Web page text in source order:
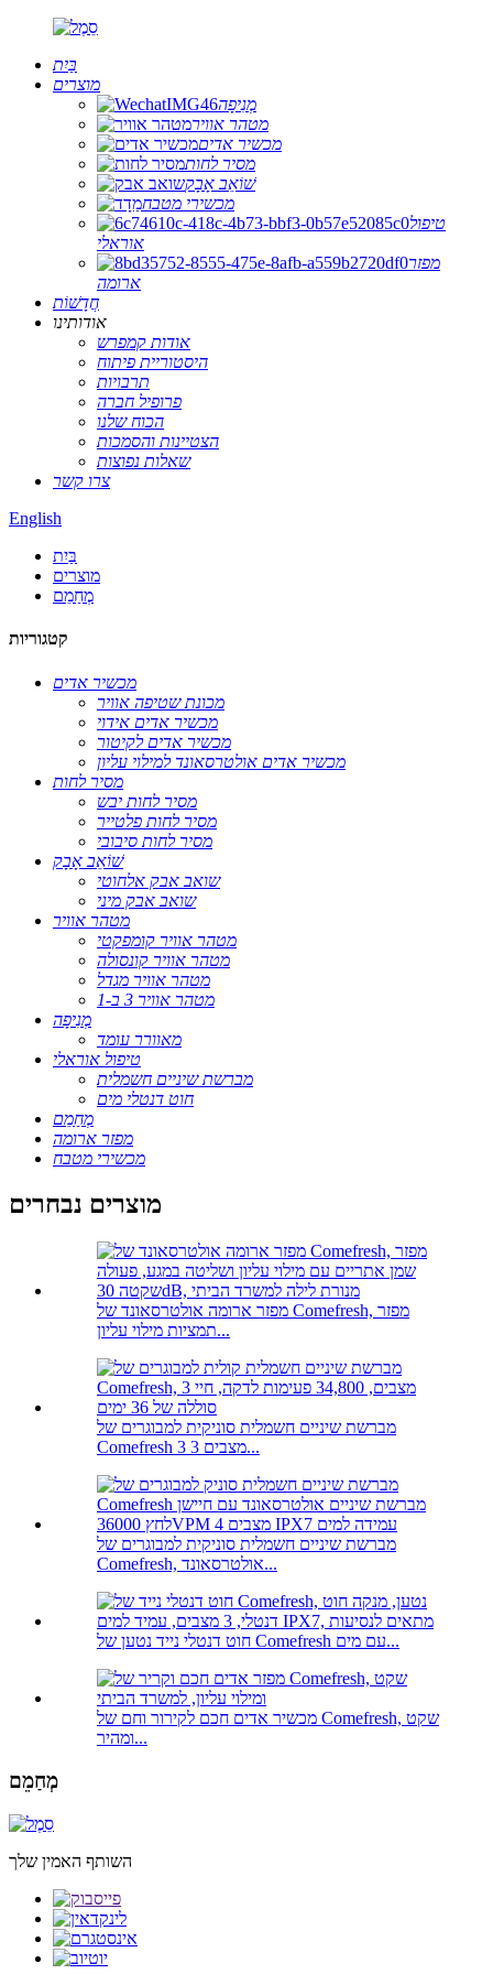
בַּיִת
מוצרים
מְנִיפָה
מטהר אוויר
מכשיר אדים
מסיר לחות
שׁוֹאֵב אָבָק
מכשירי מטבח
טיפול
אוראלי
מפזר
ארומה
חֲדָשׁוֹת
אודותינו
אודות קמפרש
היסטוריית פיתוח
תרבויות
פרופיל חברה
הכוח שלנו
הצטיינות והסמכות
שאלות נפוצות
צרו קשר
English
בַּיִת
מוצרים
מְחַמֵם
קטגוריות
מכשיר אדים
מכונת שטיפה אוויר
מכשיר אדים אידוי
מכשיר אדים לקיטור
מכשיר אדים אולטרסאונד למילוי עליון
מסיר לחות
מסיר לחות יבש
מסיר לחות פלטייר
מסיר לחות סיבובי
שׁוֹאֵב אָבָק
שואב אבק אלחוטי
שואב אבק מיני
מטהר אוויר
מטהר אוויר קומפקטי
מטהר אוויר קונסולה
מטהר אוויר מגדל
מטהר אוויר 3 ב-1
מְנִיפָה
מאוורר עומד
טיפול אוראלי
מברשת שיניים חשמלית
חוט דנטלי מים
מְחַמֵם
מפזר ארומה
מכשירי מטבח
מוצרים נבחרים
מפזר ארומה אולטרסאונד של Comefresh, מפזר
תמציות מילוי עליון...
מברשת שיניים חשמלית סוניקית למבוגרים של
Comefresh 3 מצבים 3...
מברשת שיניים חשמלית סוניקית למבוגרים של
Comefresh, אולטרסאונד...
חוט דנטלי נייד נטען של Comefresh עם מים...
מכשיר אדים חכם לקירור וחם של Comefresh, שקט
ומהיר...
מְחַמֵם
השותף האמין שלך